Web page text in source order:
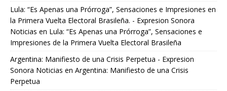
Lula: “Es Apenas una Prórroga”, Sensaciones e Impresiones en
la Primera Vuelta Electoral Brasileña. - Expresion Sonora
Noticias en Lula: “Es Apenas una Prórroga”, Sensaciones e
Impresiones de la Primera Vuelta Electoral Brasileña
Argentina: Manifiesto de una Crisis Perpetua - Expresion
Sonora Noticias en Argentina: Manifiesto de una Crisis
Perpetua